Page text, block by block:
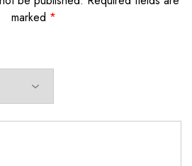
marked *